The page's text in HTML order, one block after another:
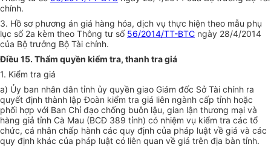
chính.
3. Hồ sơ phương án giá hàng hóa, dịch vụ thực hiện theo mẫu phụ
lục số 2a kèm theo Thông tư số 56/2014/TT-BTC ngày 28/4/2014
của Bộ trưởng Bộ Tài chính.
Điều 15. Thẩm quyền kiểm tra, thanh tra giá
1. Kiểm tra giá
a) Ủy ban nhân dân tỉnh ủy quyền giao Giám đốc Sở Tài chính ra
quyết định thành lập Đoàn kiểm tra giá liên ngành cấp tỉnh hoặc
phối hợp với Ban Chỉ đạo chống buôn lậu, gian lận thương mại và
hàng giả tỉnh Cà Mau (BCĐ 389 tỉnh) có nhiệm vụ kiểm tra các tổ
chức, cá nhân chấp hành các quy định của pháp luật về giá và các
quy định khác của pháp luật có liên quan về giá trên địa bàn tỉnh.